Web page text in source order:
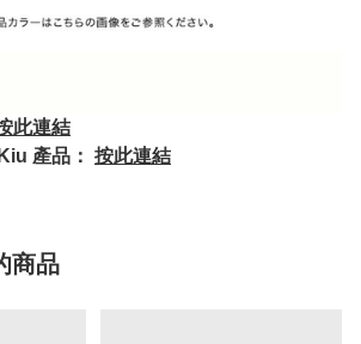
此連結
產品： 按此連結
商品